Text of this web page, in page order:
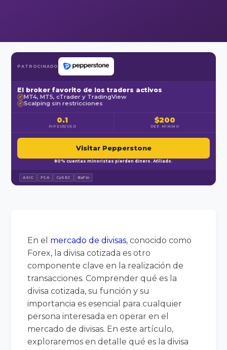
PATROCINADO
El broker favorito de los traders activos
✓ MT4, MT5, cTrader y TradingView
✓ Scalping sin restricciones
0.1
PIP EUR/USD
$200
DEP. MÍNIMO
Visitar Pepperstone
80% cuentas minoristas pierden dinero. Afiliado.
ASIC FCA CySEC BaFin
En el mercado de divisas, conocido como
Forex, la divisa cotizada es otro
componente clave en la realización de
transacciones. Comprender qué es la
divisa cotizada, su función y su
importancia es esencial para cualquier
persona interesada en operar en el
mercado de divisas. En este artículo,
exploraremos en detalle qué es la divisa